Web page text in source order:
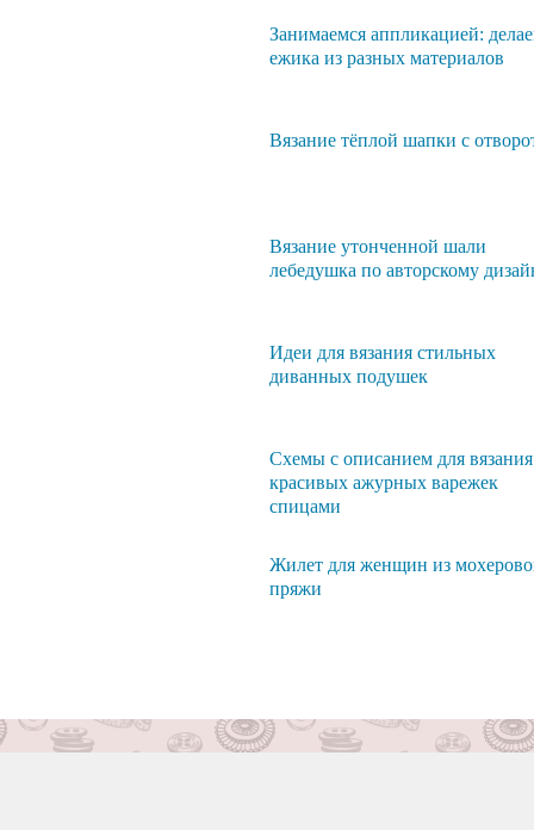
Занимаемся аппликацией:
ежика из разных материалов
Вязание тёплой шапки с
Вязание утонченной шали
лебедушка по авторскому
Идеи для вязания стильных
диванных подушек
Схемы с описанием для вязания
красивых ажурных варежек
спицами
Жилет для женщин из
пряжи